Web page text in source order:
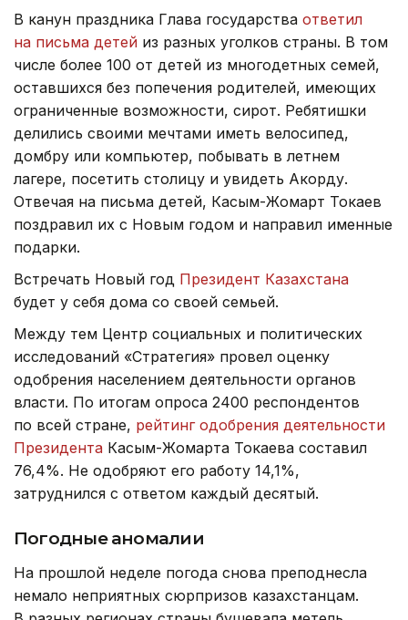
В канун праздника Глава государства ответил
на письма детей из разных уголков страны. В том
числе более 100 от детей из многодетных семей,
оставшихся без попечения родителей, имеющих
ограниченные возможности, сирот. Ребятишки
делились своими мечтами иметь велосипед,
домбру или компьютер, побывать в летнем
лагере, посетить столицу и увидеть Акорду.
Отвечая на письма детей, Касым-Жомарт Токаев
поздравил их с Новым годом и направил именные
подарки.
Встречать Новый год Президент Казахстана
будет у себя дома со своей семьей.
Между тем Центр социальных и политических
исследований «Стратегия» провел оценку
одобрения населением деятельности органов
власти. По итогам опроса 2400 респондентов
по всей стране, рейтинг одобрения деятельности
Президента Касым-Жомарта Токаева составил
76,4%. Не одобряют его работу 14,1%,
затруднился с ответом каждый десятый.
Погодные аномалии
На прошлой неделе погода снова преподнесла
немало неприятных сюрпризов казахстанцам.